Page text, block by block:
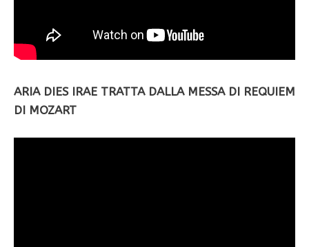
ARIA DIES IRAE TRATTA DALLA MESSA DI REQUIEM
DI MOZART